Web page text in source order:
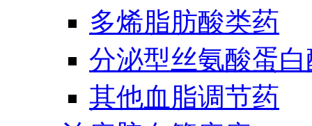
多烯脂肪酸类药
分泌型丝氨酸蛋
其他血脂调节药